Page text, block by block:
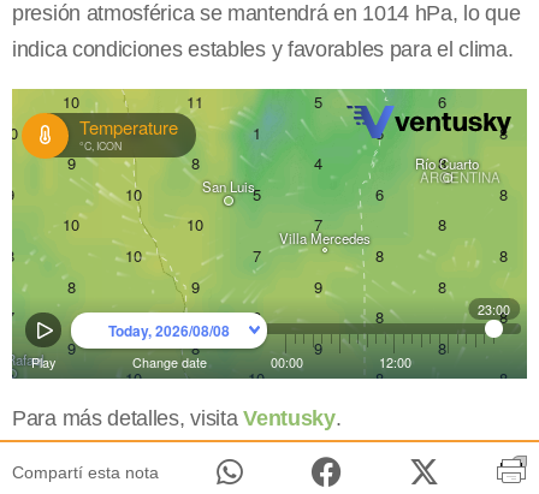
presión atmosférica se mantendrá en 1014 hPa, lo que
indica condiciones estables y favorables para el clima.
Para más detalles, visitaVentusky.
Compartí esta nota